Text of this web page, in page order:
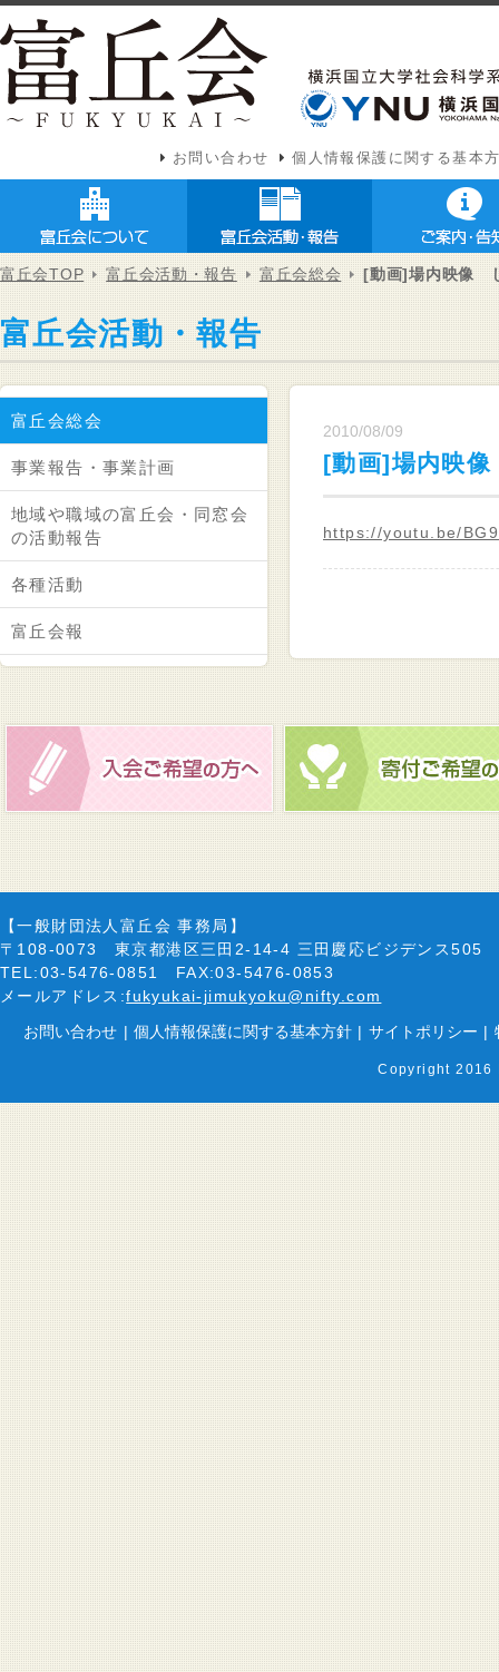
お問い合わせ 個人情報保護に関する基本
富丘会TOP 富丘会活動・報告 富丘会総会 [動画]場内映像
富丘会活動・報告
富丘会総会
事業報告・事業計画
地域や職域の富丘会・同窓会
の活動報告
各種活動
富丘会報
2010/08/09
[動画]場内映
https://youtu.be/
【一般財団法人富丘会 事務局】
〒108-0073 東京都港区三田2-14-4 三田慶応ビジデンス505
TEL:03-5476-0851 FAX:03-5476-0853
メールアドレス:fukyukai-jimukyoku@nifty.com
お問い合わせ | 個人情報保護に関する基本方針 | サイトポリシー |
Copyright 2016